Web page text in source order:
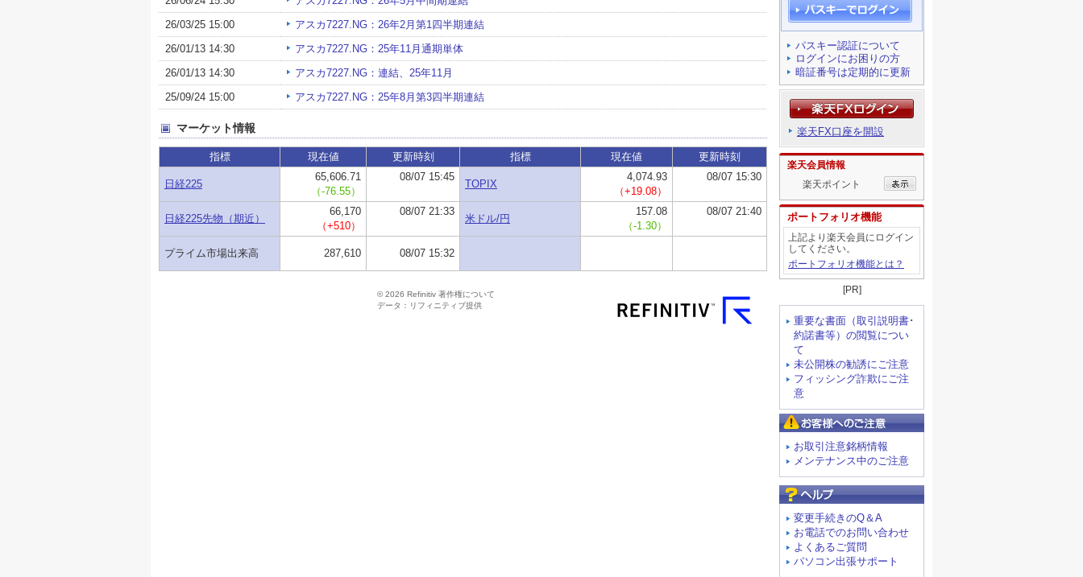
パスキー認証について
ログインにお困りの方
暗証番号は定期的に更新
楽天FX口座を開設
楽天会員情報
楽天ポイント
ポートフォリオ機能
上記より楽天会員にログイン
してください。
ポートフォリオ機能とは？
[PR]
重要な書面（取引説明書･
約諾書等）の閲覧につい
て
未公開株の勧誘にご注意
フィッシング詐欺にご注
意
お取引注意銘柄情報
メンテナンス中のご注意
変更手続きのQ＆A
お電話でのお問い合わせ
よくあるご質問
パソコン出張サポート